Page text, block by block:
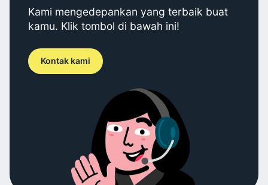
Kami mengedepankan yang terbaik buat
kamu. Klik tombol di bawah ini!
Kontak kami